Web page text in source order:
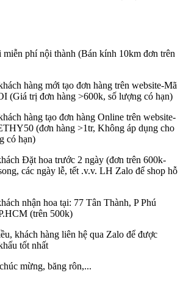
phí nội thành (Bán kính 10km đơn trên
hàng mới tạo đơn hàng trên website-Mã
(Giá trị đơn hàng >600k, số lượng có hạn)
hàng tạo đơn hàng Online trên website-
(đơn hàng >1tr, Không áp dụng cho
có hạn)
Đặt hoa trước 2 ngày (đơn trên 600k-
các ngày lễ, tết .v.v. LH Zalo để shop hỗ
nhận hoa tại: 77 Tân Thành, P Phú
(trên 500k)
khách hàng liên hệ qua Zalo để được
tốt nhất
mừng, băng rôn,...